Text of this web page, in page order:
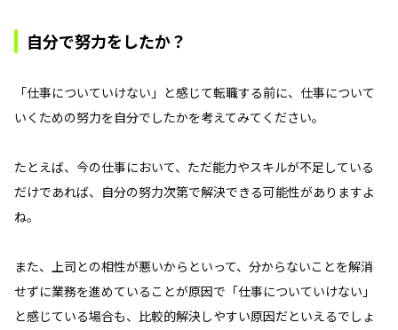
自分で努力をしたか？
「仕事についていけない」と感じて転職する前に、仕事について
いくための努力を自分でしたかを考えてみてください。
たとえば、今の仕事において、ただ能力やスキルが不足している
だけであれば、自分の努力次第で解決できる可能性がありますよ
ね。
また、上司との相性が悪いからといって、分からないことを解消
せずに業務を進めていることが原因で「仕事についていけない」
と感じている場合も、比較的解決しやすい原因だといえるでしょ